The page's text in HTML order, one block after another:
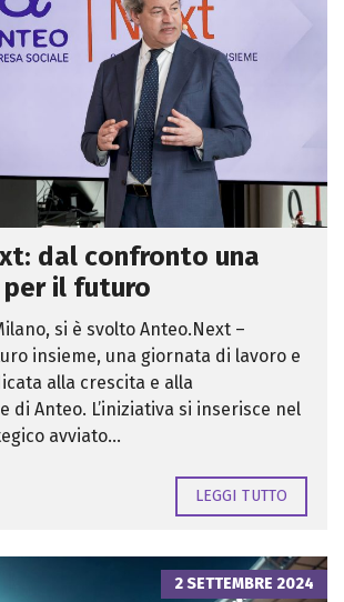
dal confronto una
il futuro
si è svolto Anteo.Next –
insieme, una giornata di lavoro e
alla crescita e alla
di Anteo. L’iniziativa si inserisce nel
avviato...
LEGGI TUTTO
2 SETTEMBRE 2024